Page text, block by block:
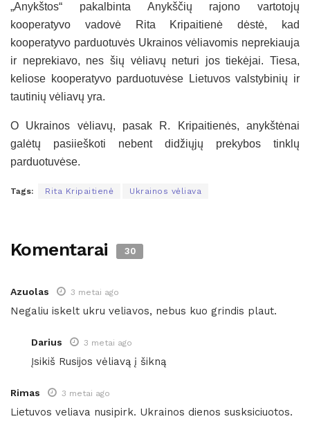
„Anykštos“ pakalbinta Anykščių rajono vartotojų
kooperatyvo vadovė Rita Kripaitienė dėstė, kad
kooperatyvo parduotuvės Ukrainos vėliavomis neprekiauja
ir neprekiavo, nes šių vėliavų neturi jos tiekėjai. Tiesa,
keliose kooperatyvo parduotuvėse Lietuvos valstybinių ir
tautinių vėliavų yra.
O Ukrainos vėliavų, pasak R. Kripaitienės, anykštėnai
galėtų pasiieškoti nebent didžiųjų prekybos tinklų
parduotuvėse.
Tags: Rita Kripaitienė Ukrainos vėliava
Komentarai 30
Azuolas 3 metai ago
Negaliu iskelt ukru veliavos, nebus kuo grindis plaut.
Darius 3 metai ago
Įsikiš Rusijos vėliavą į šikną
Rimas 3 metai ago
Lietuvos veliava nusipirk. Ukrainos dienos susksiciuotos.